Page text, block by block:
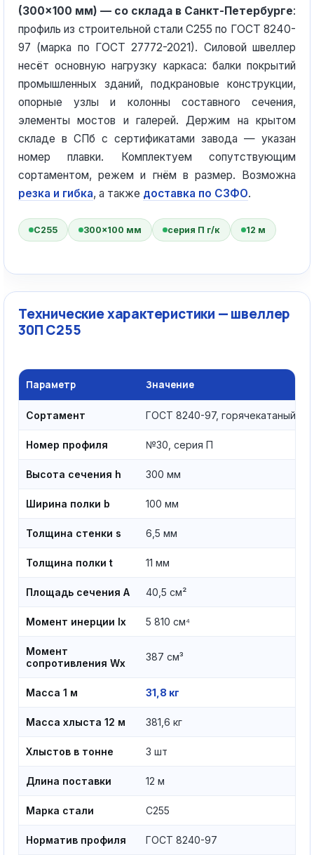
(300×100 мм) — со склада в Санкт-Петербурге:
профиль из строительной стали С255 по ГОСТ 8240-
97 (марка по ГОСТ 27772-2021). Силовой швеллер
несёт основную нагрузку каркаса: балки покрытий
промышленных зданий, подкрановые конструкции,
опорные узлы и колонны составного сечения,
элементы мостов и галерей. Держим на крытом
складе в СПб с сертификатами завода — указан
номер плавки. Комплектуем сопутствующим
сортаментом, режем и гнём в размер. Возможна
резка и гибка, а также доставка по СЗФО.
С255 300×100 мм серия П г/к 12 м
Технические характеристики — швеллер
30П С255
Параметр Значение
Сортамент ГОСТ 8240-97, горячекатаный
Номер профиля №30, серия П
Высота сечения h 300 мм
Ширина полки b 100 мм
Толщина стенки s 6,5 мм
Толщина полки t 11 мм
Площадь сечения A 40,5 см²
Момент инерции Ix 5 810 см⁴
Момент
сопротивления Wx
387 см³
Масса 1 м 31,8 кг
Масса хлыста 12 м 381,6 кг
Хлыстов в тонне 3 шт
Длина поставки 12 м
Марка стали С255
Норматив профиля ГОСТ 8240-97